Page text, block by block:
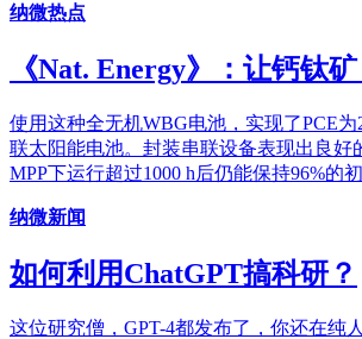
纳微热点
《Nat. Energy》：让钙钛
使用这种全无机WBG电池，实现了PCE为
联太阳能电池。封装串联设备表现出良好
MPP下运行超过1000 h后仍能保持96%的初
纳微新闻
如何利用ChatGPT搞科研？
这位研究僧，GPT-4都发布了，你还在纯